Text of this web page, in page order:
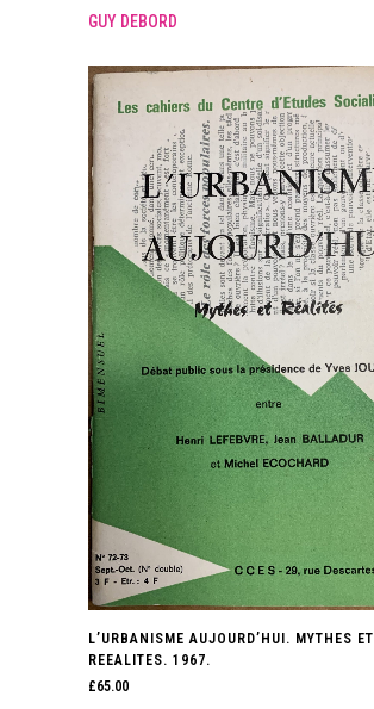
GUY DEBORD
L’URBANISME AUJOURD’HUI. MYTHES ET
REEALITES. 1967.
£65.00